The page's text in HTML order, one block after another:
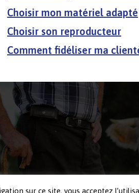
Choisir mon matériel adapté
Choisir son reproducteur
Comment fidéliser ma
sur ce site, vous acceptez